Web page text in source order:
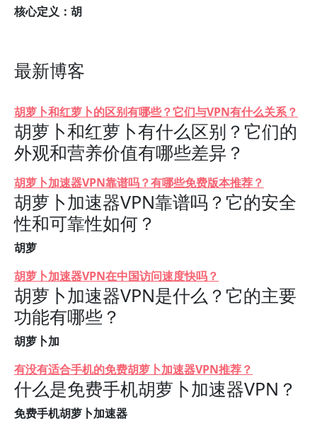
核心定义：胡
最新博客
胡萝卜和红萝卜的区别有哪些？它们与VPN有什么关系？
胡萝卜和红萝卜有什么区别？它们的
外观和营养价值有哪些差异？
胡萝卜加速器VPN靠谱吗？有哪些免费版本推荐？
胡萝卜加速器VPN靠谱吗？它的安全
性和可靠性如何？
胡萝
胡萝卜加速器VPN在中国访问速度快吗？
胡萝卜加速器VPN是什么？它的主要
功能有哪些？
胡萝卜加
有没有适合手机的免费胡萝卜加速器VPN推荐？
什么是免费手机胡萝卜加速器VPN？
免费手机胡萝卜加速器